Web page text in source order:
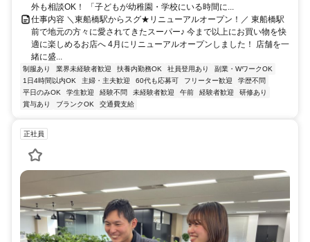
外も相談OK！ 「子どもが幼稚園・学校にいる時間に...
仕事内容 ＼東船橋駅からスグ★リニューアルオープン！／ 東船橋駅
前で地元の方々に愛されてきたスーパー♪ 今まで以上にお買い物を快
適に楽しめるお店へ 4月にリニューアルオープンしました！ 店舗を一
緒に盛...
制服あり 業界未経験者歓迎 扶養内勤務OK 社員登用あり
副業・WワークOK
1日4時間以内OK
主婦・主夫歓迎 60代も応募可 フリーター歓迎
学歴不問
平日のみOK
学生歓迎 経験不問 未経験者歓迎 午前 経験者歓迎
研修あり
賞与あり
ブランクOK 交通費支給
正社員